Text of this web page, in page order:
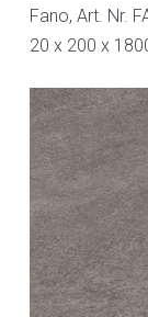
Fano, Art. Nr.
20 x 200 x